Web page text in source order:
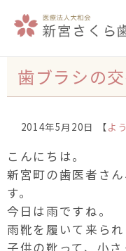
歯ブラシの
2014年5月20日 【よ
こんにちは。
新宮町の歯医者さ
す。
今日は雨ですね。
雨靴を履いて来ら
子供の靴って、小